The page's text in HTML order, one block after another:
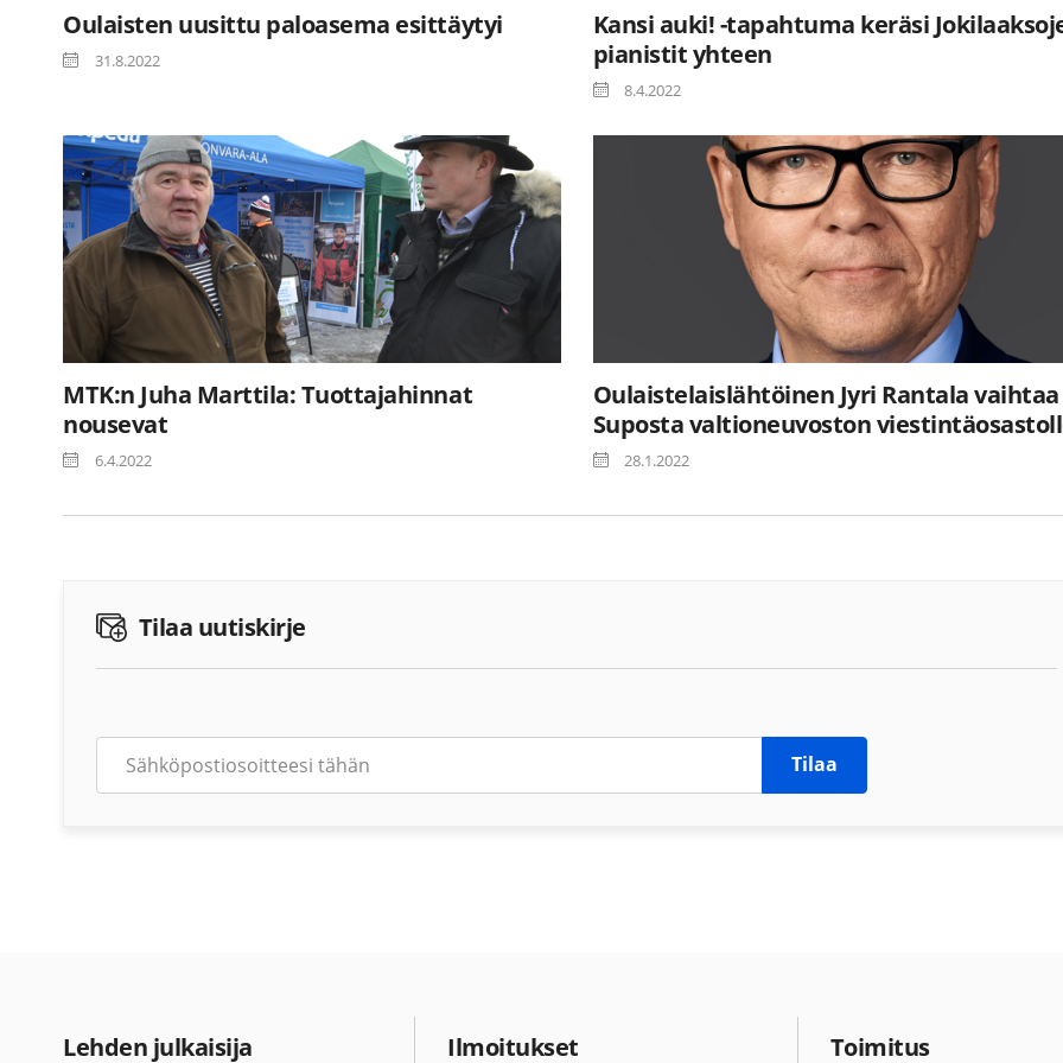
Oulaisten uusittu paloasema esittäytyi
31.8.2022
Kansi auki! -tapahtuma keräsi
pianistit yhteen
8.4.2022
MTK:n Juha Marttila: Tuottajahinnat
nousevat
6.4.2022
Oulaistelaislähtöinen Jyri Rantala vaihtaa
Suposta valtioneuvoston
28.1.2022
Tilaa uutiskirje
Tilaa
Lehden julkaisija Ilmoitukset Toimitus